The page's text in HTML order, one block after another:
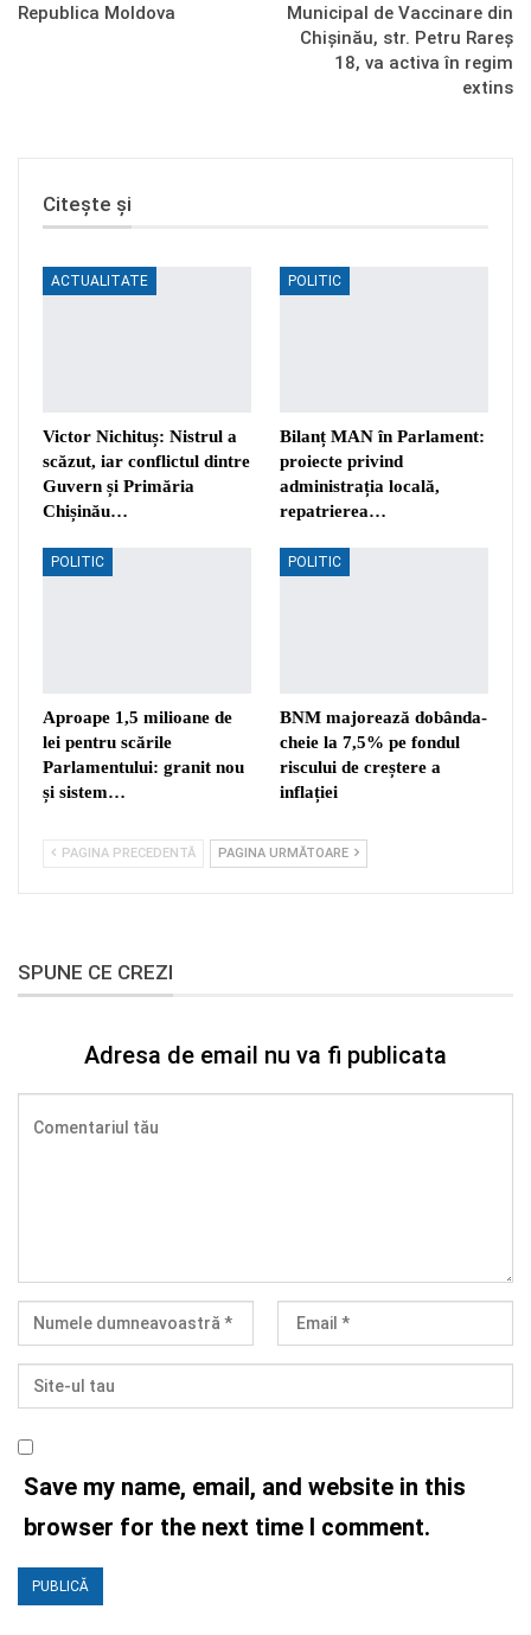
Republica Moldova
Municipal de Vaccinare din
Chișinău, str. Petru Rareș
18, va activa în regim
extins
Citește și
ACTUALITATE
Victor Nichituș: Nistrul a
scăzut, iar conflictul dintre
Guvern și Primăria
Chișinău…
POLITIC
Bilanț MAN în Parlament:
proiecte privind
administrația locală,
repatrierea…
POLITIC
Aproape 1,5 milioane de
lei pentru scările
Parlamentului: granit nou
și sistem…
POLITIC
BNM majorează dobânda-
cheie la 7,5% pe fondul
riscului de creștere a
inflației
PAGINA PRECEDENTĂ PAGINA URMĂTOARE
SPUNE CE CREZI
Adresa de email nu va fi publicata
Save my name, email, and website in this
browser for the next time I comment.